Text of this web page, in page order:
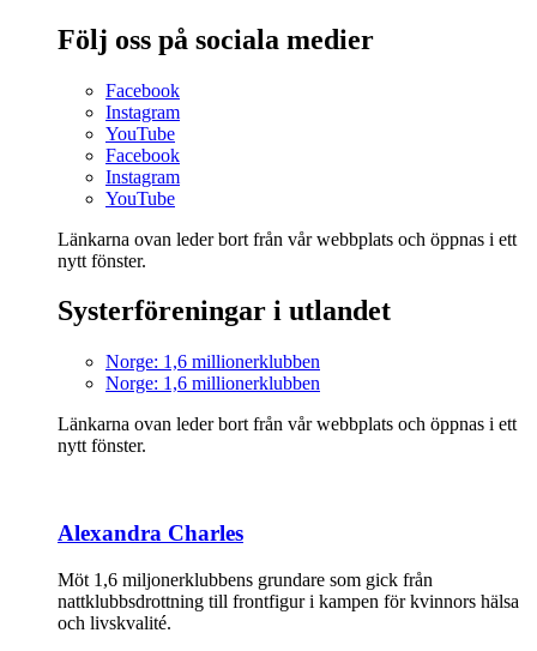
Följ oss på sociala medier
Facebook
Instagram
YouTube
Facebook
Instagram
YouTube
Länkarna ovan leder bort från vår webbplats och öppnas i ett
nytt fönster.
Systerföreningar i utlandet
Norge: 1,6 millionerklubben
Norge: 1,6 millionerklubben
Länkarna ovan leder bort från vår webbplats och öppnas i ett
nytt fönster.
Alexandra Charles
Möt 1,6 miljonerklubbens grundare som gick från
nattklubbsdrottning till frontfigur i kampen för kvinnors hälsa
och livskvalité.